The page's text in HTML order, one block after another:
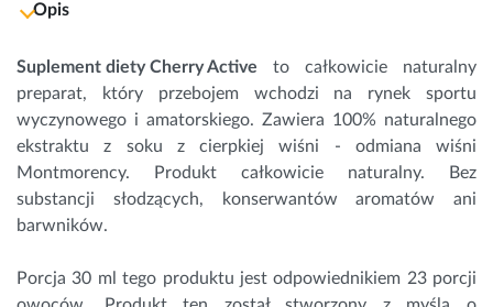
Opis
Suplement diety Cherry Active to całkowicie naturalny
preparat, który przebojem wchodzi na rynek sportu
wyczynowego i amatorskiego. Zawiera 100% naturalnego
ekstraktu z soku z cierpkiej wiśni - odmiana wiśni
Montmorency. Produkt całkowicie naturalny. Bez
substancji słodzących, konserwantów aromatów ani
barwników.
Porcja 30 ml tego produktu jest odpowiednikiem 23 porcji